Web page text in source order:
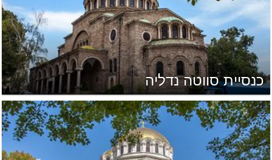
כנסיית סווטה נדליה